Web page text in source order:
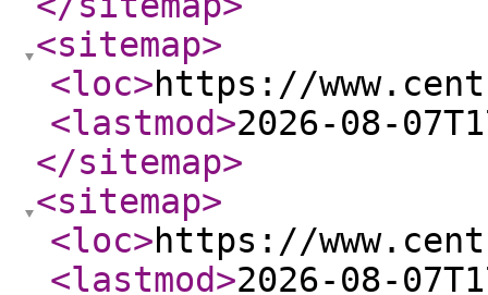
<sitemap>
<loc>https://
<lastmod>2026-08-
</sitemap>
<sitemap>
<loc>https://
<lastmod>2026-08-